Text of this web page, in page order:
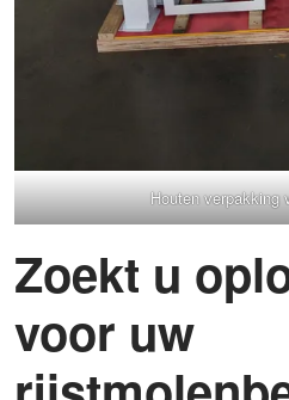
Houten verpakking
Zoekt u
voor uw